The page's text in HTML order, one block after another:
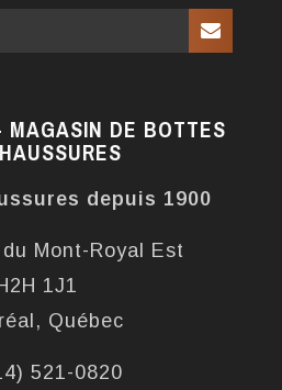
MAGASIN DE BOTTES
depuis 1900
Mont-Royal Est
1J1
Québec
521-0820